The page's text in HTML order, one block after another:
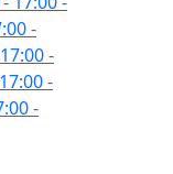
-
-
-
-